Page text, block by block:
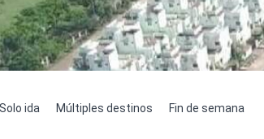
Solo ida Múltiples destinos Fin de semana